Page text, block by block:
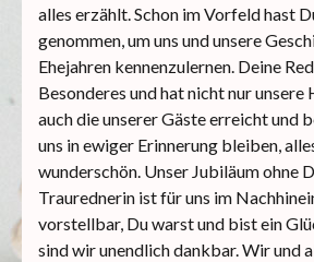
alles erzählt. Schon im Vorfeld hast
genommen, um uns und unsere
Ehejahren kennenzulernen. Deine
Besonderes und hat nicht nur unsere
auch die unserer Gäste erreicht und
uns in ewiger Erinnerung bleiben,
wunderschön. Unser Jubiläum ohne
Traurednerin ist für uns im
vorstellbar, Du warst und bist ein
sind wir unendlich dankbar. Wir und